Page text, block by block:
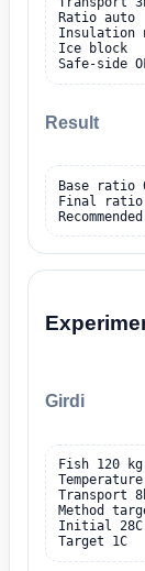
Ratio auto
Insulation
Ice block
Safe-side
Result
Base ratio
Final ratio
Girdi
Fish 120 kg
Transport
Method
Initial 28C
Target 1C